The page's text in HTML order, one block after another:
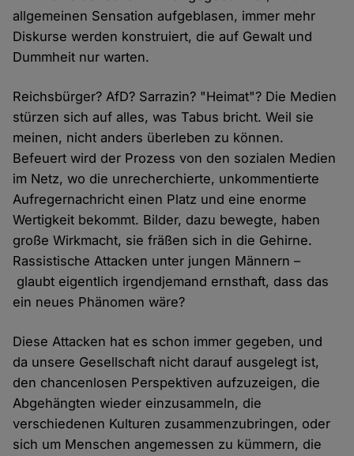
allgemeinen Sensation aufgeblasen, immer mehr
Diskurse werden konstruiert, die auf Gewalt und
Dummheit nur warten.
Reichsbürger? AfD? Sarrazin? "Heimat"? Die Medien
stürzen sich auf alles, was Tabus bricht. Weil sie
meinen, nicht anders überleben zu können.
Befeuert wird der Prozess von den sozialen Medien
im Netz, wo die unrecherchierte, unkommentierte
Aufregernachricht einen Platz und eine enorme
Wertigkeit bekommt. Bilder, dazu bewegte, haben
große Wirkmacht, sie fräßen sich in die Gehirne.
Rassistische Attacken unter jungen Männern –
glaubt eigentlich irgendjemand ernsthaft, dass das
ein neues Phänomen wäre?
Diese Attacken hat es schon immer gegeben, und
da unsere Gesellschaft nicht darauf ausgelegt ist,
den chancenlosen Perspektiven aufzuzeigen, die
Abgehängten wieder einzusammeln, die
verschiedenen Kulturen zusammenzubringen, oder
sich um Menschen angemessen zu kümmern, die